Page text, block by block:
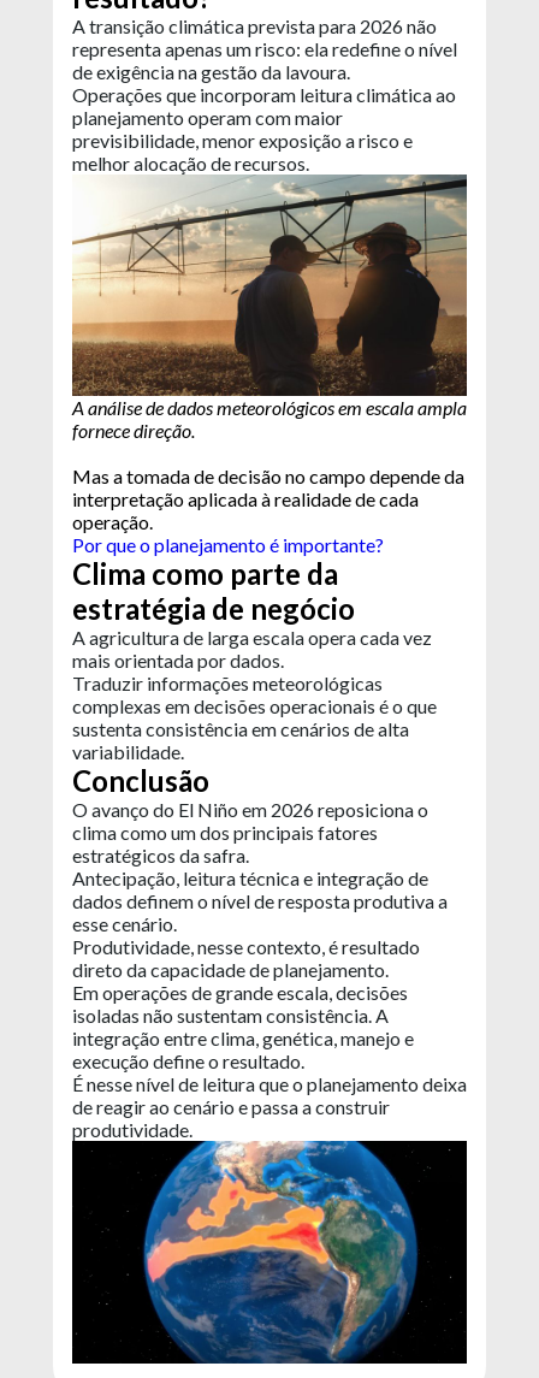
A transição climática prevista para 2026 não
representa apenas um risco: ela redefine o nível
de exigência na gestão da lavoura.
Operações que incorporam leitura climática ao
planejamento operam com maior
previsibilidade, menor exposição a risco e
melhor alocação de recursos.
A análise de dados meteorológicos em escala ampla
fornece direção.
Mas a tomada de decisão no campo depende da
interpretação aplicada à realidade de cada
operação.
Por que o planejamento é importante?
Clima como parte da
estratégia de negócio
A agricultura de larga escala opera cada vez
mais orientada por dados.
Traduzir informações meteorológicas
complexas em decisões operacionais é o que
sustenta consistência em cenários de alta
variabilidade.
Conclusão
O avanço do El Niño em 2026 reposiciona o
clima como um dos principais fatores
estratégicos da safra.
Antecipação, leitura técnica e integração de
dados definem o nível de resposta produtiva a
esse cenário.
Produtividade, nesse contexto, é resultado
direto da capacidade de planejamento.
Em operações de grande escala, decisões
isoladas não sustentam consistência. A
integração entre clima, genética, manejo e
execução define o resultado.
É nesse nível de leitura que o planejamento deixa
de reagir ao cenário e passa a construir
produtividade.